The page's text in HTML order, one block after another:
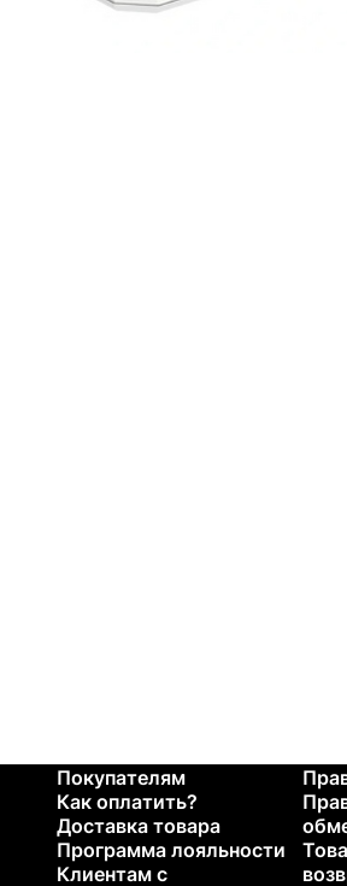
Покупателям
Как оплатить?
Доставка товара
Программа лояльности
Клиентам с